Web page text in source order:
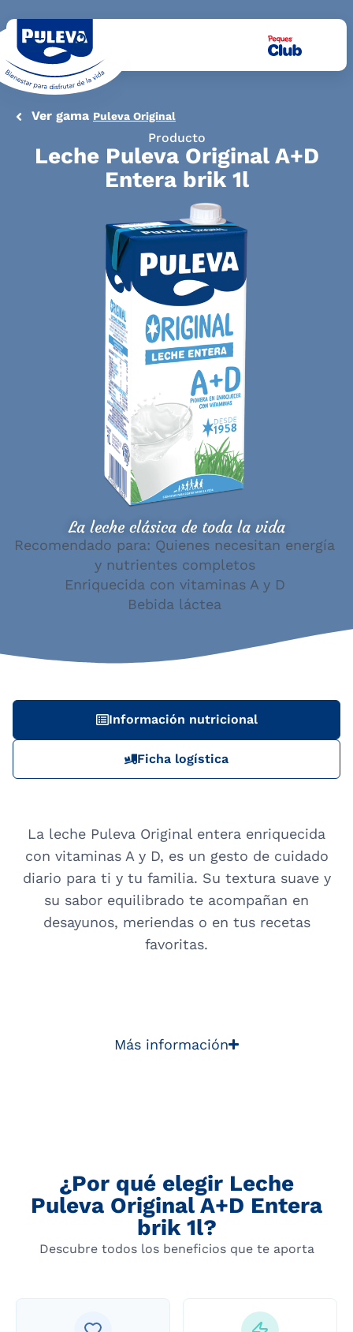
Ver gama Puleva Original
Producto
Leche Puleva Original A+D
Entera brik 1l
La leche clásica de toda la vida
Recomendado para: Quienes necesitan energía
y nutrientes completos
Enriquecida con vitaminas A y D
Bebida láctea
Información nutricional
Ficha logística
La leche Puleva Original entera enriquecida
con vitaminas A y D, es un gesto de cuidado
diario para ti y tu familia. Su textura suave y
su sabor equilibrado te acompañan en
desayunos, meriendas o en tus recetas
favoritas.
Más información
¿Por qué elegir Leche
Puleva Original A+D Entera
brik 1l?
Descubre todos los beneficios que te aporta